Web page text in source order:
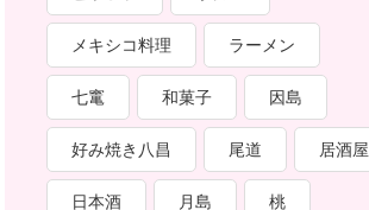
メキシコ料理 ラーメン
七竃 和菓子 因島
好み焼き八昌 尾道 居酒屋
日本酒 月島 桃